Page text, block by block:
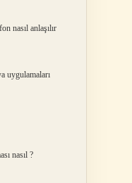
nasıl anlaşılır
uygulamaları
nasıl ?